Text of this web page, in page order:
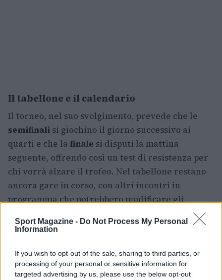
Sport Magazine - Do Not Process My Personal
Information
If you wish to opt-out of the sale, sharing to third parties, or
processing of your personal or sensitive information for
targeted advertising by us, please use the below opt-out
Il tabellone e il calendario
Il torneo, nel suo svolgimento, prevede che le
semifinali si giochino il giorno successivo ai
quarti e che la finale si disputi la mattina
seguente, offrendo così un test di resistenza per
chi vorrà alzare il trofeo. Nel tabellone restano
ancora gare in corso, con altri incontri in
programma che potrebbero modificare gli
qualificati che hanno mostrato buon rendimento
trasformarsi in mine vaganti nel prosieguo della
competizione.